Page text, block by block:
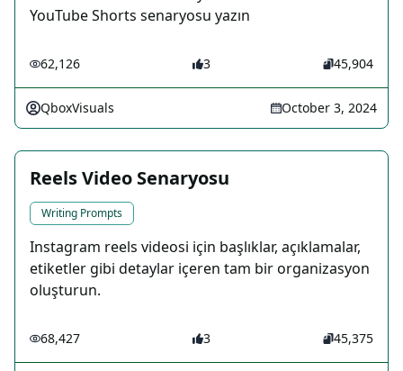
YouTube Shorts senaryosu yazın
62,126 3 45,904
QboxVisuals October 3, 2024
Reels Video Senaryosu
Writing Prompts
Instagram reels videosi için başlıklar, açıklamalar,
etiketler gibi detaylar içeren tam bir organizasyon
oluşturun.
68,427 3 45,375